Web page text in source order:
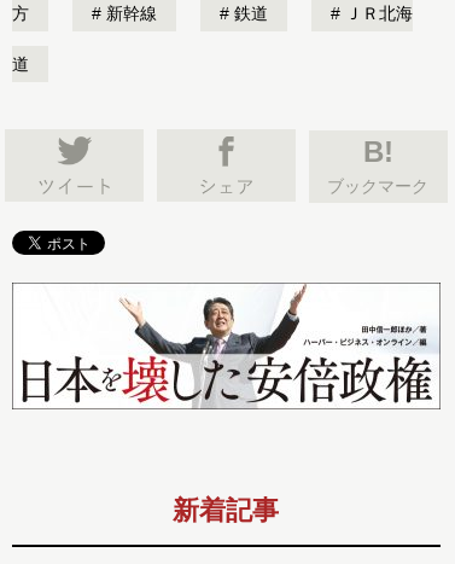
方 新幹線 鉄道 ＪＲ北海
道
B!
ブックマーク
新着記事